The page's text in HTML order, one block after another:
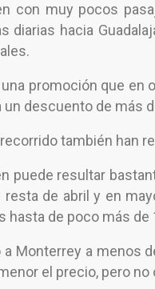
con muy pocos
diarias hacia
promoción que
descuento de más
también han
puede resultar
de abril y en
hasta de poco más de
Monterrey a menos
el precio, pero